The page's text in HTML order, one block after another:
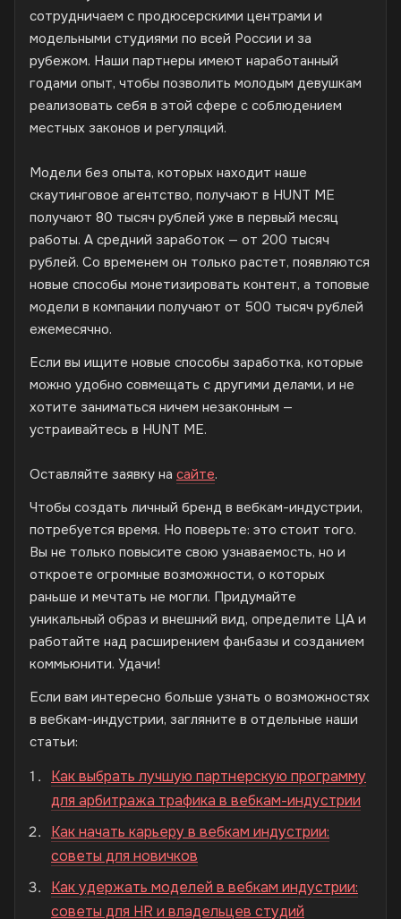
сотрудничаем с продюсерскими центрами и
модельными студиями по всей России и за
рубежом. Наши партнеры имеют наработанный
годами опыт, чтобы позволить молодым девушкам
реализовать себя в этой сфере с соблюдением
местных законов и регуляций.
Модели без опыта, которых находит наше
скаутинговое агентство, получают в HUNT ME
получают 80 тысяч рублей уже в первый месяц
работы. А средний заработок — от 200 тысяч
рублей. Со временем он только растет, появляются
новые способы монетизировать контент, а топовые
модели в компании получают от 500 тысяч рублей
ежемесячно.
Если вы ищите новые способы заработка, которые
можно удобно совмещать с другими делами, и не
хотите заниматься ничем незаконным —
устраивайтесь в HUNT ME.
Оставляйте заявку на сайте.
Чтобы создать личный бренд в вебкам-индустрии,
потребуется время. Но поверьте: это стоит того.
Вы не только повысите свою узнаваемость, но и
откроете огромные возможности, о которых
раньше и мечтать не могли. Придумайте
уникальный образ и внешний вид, определите ЦА и
работайте над расширением фанбазы и созданием
коммьюнити. Удачи!
Если вам интересно больше узнать о возможностях
в вебкам-индустрии, загляните в отдельные наши
статьи:
Как выбрать лучшую партнерскую программу
для арбитража трафика в вебкам-индустрии
Как начать карьеру в вебкам индустрии:
советы для новичков
Как удержать моделей в вебкам индустрии:
советы для HR и владельцев студий